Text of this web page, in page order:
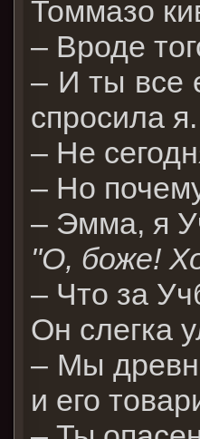
Томмазо
– Вроде
– И ты все
спросила я.
– Не
– Но
– Эмма, я
"О, боже!
– Что за
Он слегка
– Мы
и его